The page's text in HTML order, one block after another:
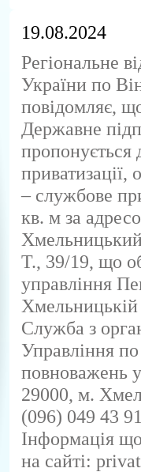
19.08.2024
Регіональне
України по
повідомляє,
Державне
пропонується
– службове
кв. м за
Т., 39/19, що
управління
Служба з
Управління по
повноважень
29000, м.
(096) 049 43
Інформація
на сайті: